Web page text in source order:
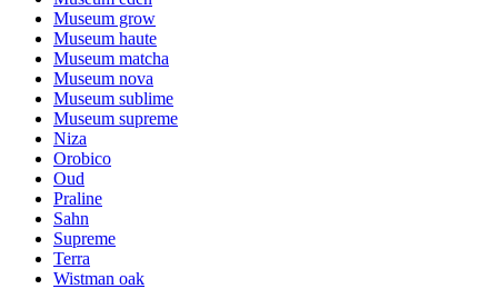
Museum grow
Museum haute
Museum matcha
Museum nova
Museum sublime
Museum supreme
Niza
Orobico
Oud
Praline
Sahn
Supreme
Terra
Wistman oak